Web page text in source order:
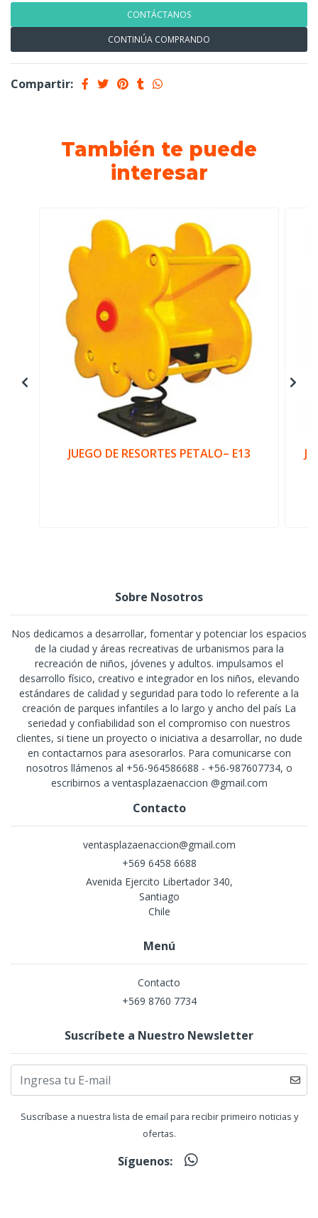
CONTÁCTANOS
CONTINÚA COMPRANDO
Compartir:
También te puede
interesar
JUEGO DE RESORTES PETALO– E13
Sobre Nosotros
Nos dedicamos a desarrollar, fomentar y potenciar los espacios
de la ciudad y áreas recreativas de urbanismos para la
recreación de niños, jóvenes y adultos. impulsamos el
desarrollo físico, creativo e integrador en los niños, elevando
estándares de calidad y seguridad para todo lo referente a la
creación de parques infantiles a lo largo y ancho del país La
seriedad y confiabilidad son el compromiso con nuestros
clientes, si tiene un proyecto o iniciativa a desarrollar, no dude
en contactarnos para asesorarlos. Para comunicarse con
nosotros llámenos al +56-964586688 - +56-987607734, o
escribirnos a ventasplazaenaccion @gmail.com
Contacto
ventasplazaenaccion@gmail.com
+569 6458 6688
Avenida Ejercito Libertador 340,
Santiago
Chile
Menú
Contacto
+569 8760 7734
Suscríbete a Nuestro Newsletter
Suscríbase a nuestra lista de email para recibir primeiro noticias y
ofertas.
Síguenos: